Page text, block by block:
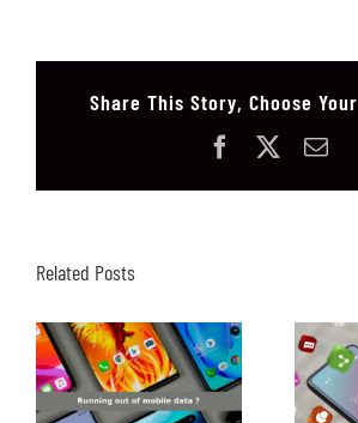
Share This Story, Choose
Facebook
Related Posts